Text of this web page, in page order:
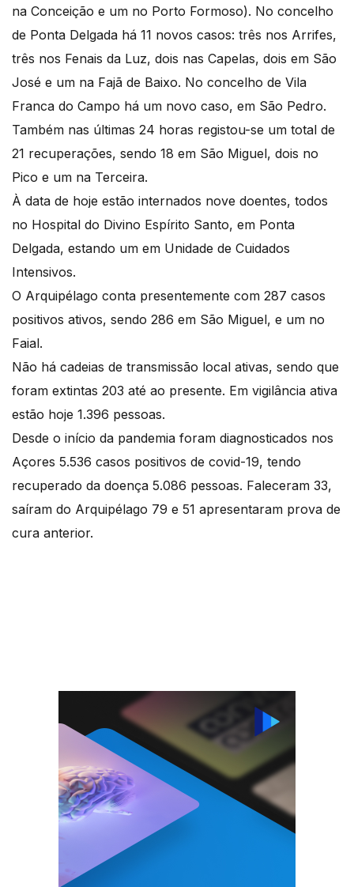
na Conceição e um no Porto Formoso). No concelho
de Ponta Delgada há 11 novos casos: três nos Arrifes,
três nos Fenais da Luz, dois nas Capelas, dois em São
José e um na Fajã de Baixo. No concelho de Vila
Franca do Campo há um novo caso, em São Pedro.
Também nas últimas 24 horas registou-se um total de
21 recuperações, sendo 18 em São Miguel, dois no
Pico e um na Terceira.
À data de hoje estão internados nove doentes, todos
no Hospital do Divino Espírito Santo, em Ponta
Delgada, estando um em Unidade de Cuidados
Intensivos.
O Arquipélago conta presentemente com 287 casos
positivos ativos, sendo 286 em São Miguel, e um no
Faial.
Não há cadeias de transmissão local ativas, sendo que
foram extintas 203 até ao presente. Em vigilância ativa
estão hoje 1.396 pessoas.
Desde o início da pandemia foram diagnosticados nos
Açores 5.536 casos positivos de covid-19, tendo
recuperado da doença 5.086 pessoas. Faleceram 33,
saíram do Arquipélago 79 e 51 apresentaram prova de
cura anterior.